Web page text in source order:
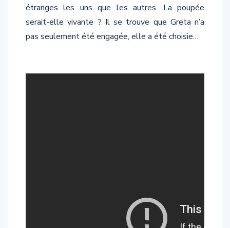
étranges les uns que les autres. La poupée
serait-elle vivante ? Il se trouve que Greta n’a
pas seulement été engagée, elle a été choisie…